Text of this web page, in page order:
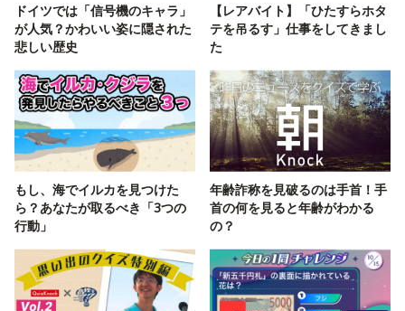
ドイツでは「信号機のキャラ」
が人気？かわいい姿に隠された
悲しい歴史
【レアバイト】「ひたすらホタ
テを吊るす」仕事をしてきまし
た
もし、海でイルカを見つけた
ら？あなたが取るべき「3つの
行動」
年齢詐称を見破るのは手首！手
首の何を見ると年齢がわかる
の？